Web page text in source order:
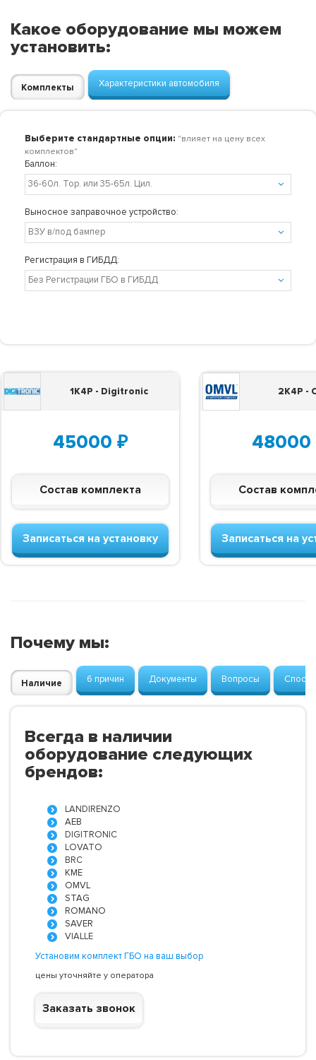
Какое оборудование мы можем
установить:
Комплекты Характеристики автомобиля
Выберите стандартные опции: "влияет на цену всех
комплектов"
Баллон:
Выносное заправочное устройство:
Регистрация в ГИБДД:
1K4P - Digitronic
45000 ₽
Состав комплекта
Записаться на установку
2K4P -
48000
Состав
Записаться на
Почему мы:
Наличие 6 причин Документы Вопросы
Всегда в наличии
оборудование следующих
брендов:
LANDIRENZO
AEB
DIGITRONIC
LOVATO
BRC
KME
OMVL
STAG
ROMANO
SAVER
VIALLE
Установим комплект ГБО на ваш выбор
цены уточняйте у оператора
Заказать звонок